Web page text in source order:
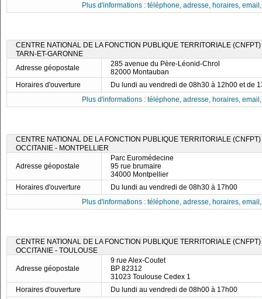
Plus d'informations : téléphone, adresse, horaires,
CENTRE NATIONAL DE LA FONCTION PUBLIQUE TERRITORIALE
TARN-ET-GARONNE
Adresse géopostale
285 avenue du Père-Léonid-Chrol
82000 Montauban
Horaires d'ouverture
Du lundi au vendredi de 08h30 à 12h00 et de
Plus d'informations : téléphone, adresse, horaires,
CENTRE NATIONAL DE LA FONCTION PUBLIQUE TERRITORIALE
OCCITANIE - MONTPELLIER
Adresse géopostale
Parc Euromédecine
95 rue brumaire
34000 Montpellier
Horaires d'ouverture
Du lundi au vendredi de 08h30 à 17h00
Plus d'informations : téléphone, adresse, horaires,
CENTRE NATIONAL DE LA FONCTION PUBLIQUE TERRITORIALE
OCCITANIE - TOULOUSE
Adresse géopostale
9 rue Alex-Coutet
BP 82312
31023 Toulouse Cedex 1
Horaires d'ouverture
Du lundi au vendredi de 08h00 à 17h00